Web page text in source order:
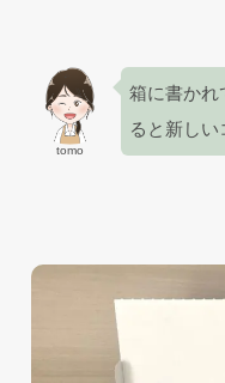
tomo
箱に書かれ
ると新し